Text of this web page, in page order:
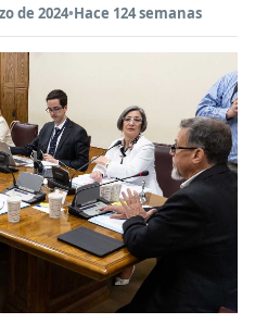
de 2024•Hace 124 semanas